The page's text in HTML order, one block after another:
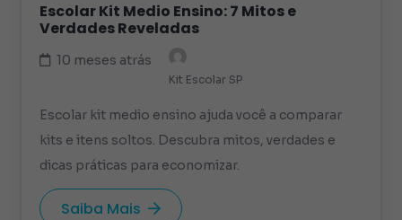
Escolar Kit Medio Ensino: 7 Mitos e
Verdades Reveladas
10 meses atrás
Kit Escolar SP
Escolar kit medio ensino ajuda você a comparar
kits e itens soltos. Descubra mitos, verdades e
dicas práticas para economizar.
Saiba Mais